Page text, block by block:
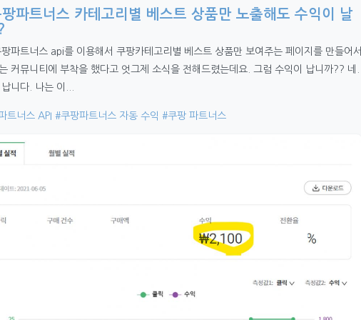
파트너스 카테고리별 베스트 상품만 노출해도 수익이 날
파트너스 api를 이용해서 쿠팡카테고리별 베스트 상품만 보여주는 페이지를 만들어서
커뮤니티에 부착을 했다고 엇그제 소식을 전해드렸는데요. 그럼 수익이 납니까?? 네.
니다. 나는 이...
트너스 API #쿠팡파트너스 자동 수익 #쿠팡 파트너스